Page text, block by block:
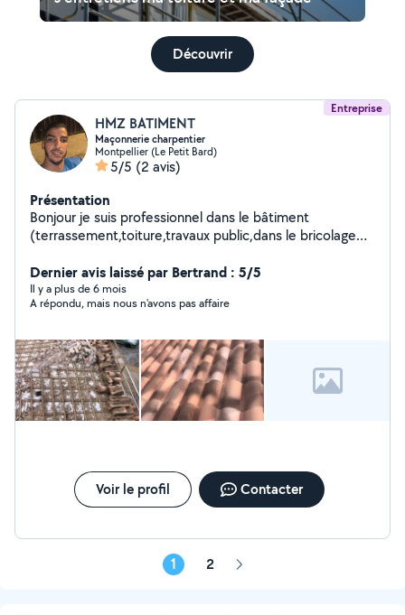
Découvrir
Entreprise
HMZ BATIMENT
Maçonnerie charpentier
Montpellier (Le Petit Bard)
5/5 (2 avis)
Présentation
Bonjour je suis professionnel dans le bâtiment
(terrassement,toiture,travaux public,dans le bricolage
nettoyage public bureaux chantiers terrassement etc je
fait du travail soigné et j'ai plusieurs années d
expérience j'interviens le plus rapidement possible
Dernier avis laissé par Bertrand : 5/5
Il y a plus de 6 mois
A répondu, mais nous n'avons pas affaire
Voir le profil Contacter
1 2 Page